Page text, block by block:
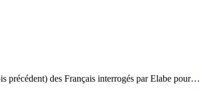
précédent) des Français interrogés par Elabe pour…